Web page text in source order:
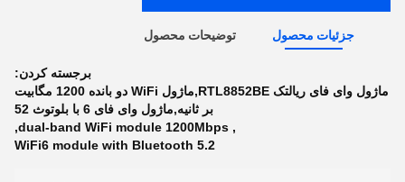
جزئیات محصول توضیحات محصول
برجسته کردن:
ماژول وای فای ریالتک RTL8852BE,ماژول WiFi دو بانده 1200 مگابیت
بر ثانیه,ماژول وای فای 6 با بلوتوث 52
,
dual-band WiFi module 1200Mbps
,
WiFi6 module with Bluetooth 5.2